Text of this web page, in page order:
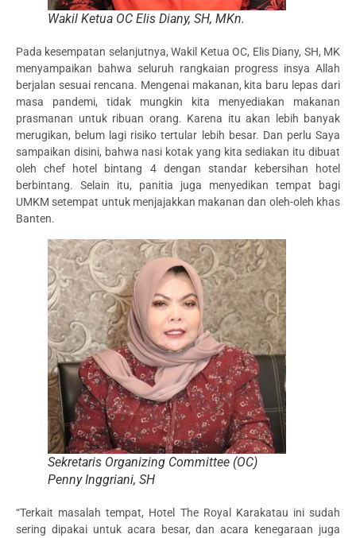
Wakil Ketua OC Elis Diany, SH, MKn.
Pada kesempatan selanjutnya, Wakil Ketua OC, Elis Diany, SH, MK
menyampaikan bahwa seluruh rangkaian progress insya Allah
berjalan sesuai rencana. Mengenai makanan, kita baru lepas dari
masa pandemi, tidak mungkin kita menyediakan makanan
prasmanan untuk ribuan orang. Karena itu akan lebih banyak
merugikan, belum lagi risiko tertular lebih besar. Dan perlu Saya
sampaikan disini, bahwa nasi kotak yang kita sediakan itu dibuat
oleh chef hotel bintang 4 dengan standar kebersihan hotel
berbintang. Selain itu, panitia juga menyedikan tempat bagi
UMKM setempat untuk menjajakkan makanan dan oleh-oleh khas
Banten.
Sekretaris Organizing Committee (OC)
Penny Inggriani, SH
“Terkait masalah tempat, Hotel The Royal Karakatau ini sudah
sering dipakai untuk acara besar, dan acara kenegaraan juga